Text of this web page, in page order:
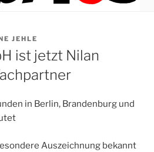
JEHLE
ist jetzt Nilan
in Berlin, Brandenburg und
Auszeichnung bekannt